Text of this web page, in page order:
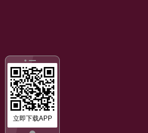
立即下载APP